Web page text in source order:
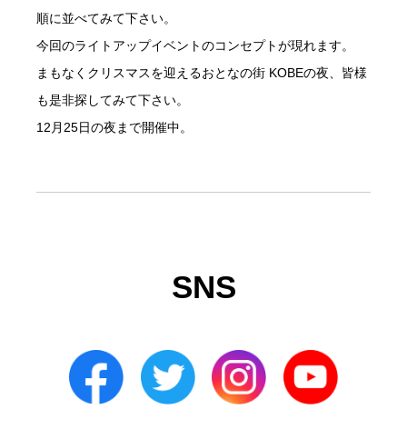
順に並べてみて下さい。
今回のライトアップイベントのコンセプトが現れます。
まもなくクリスマスを迎えるおとなの街 KOBEの夜、皆様
も是非探してみて下さい。
12月25日の夜まで開催中。
SNS